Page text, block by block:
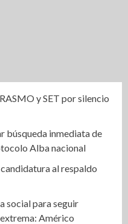
y SET por silencio
búsqueda inmediata de
Alba nacional
al respaldo
social para seguir
Américo